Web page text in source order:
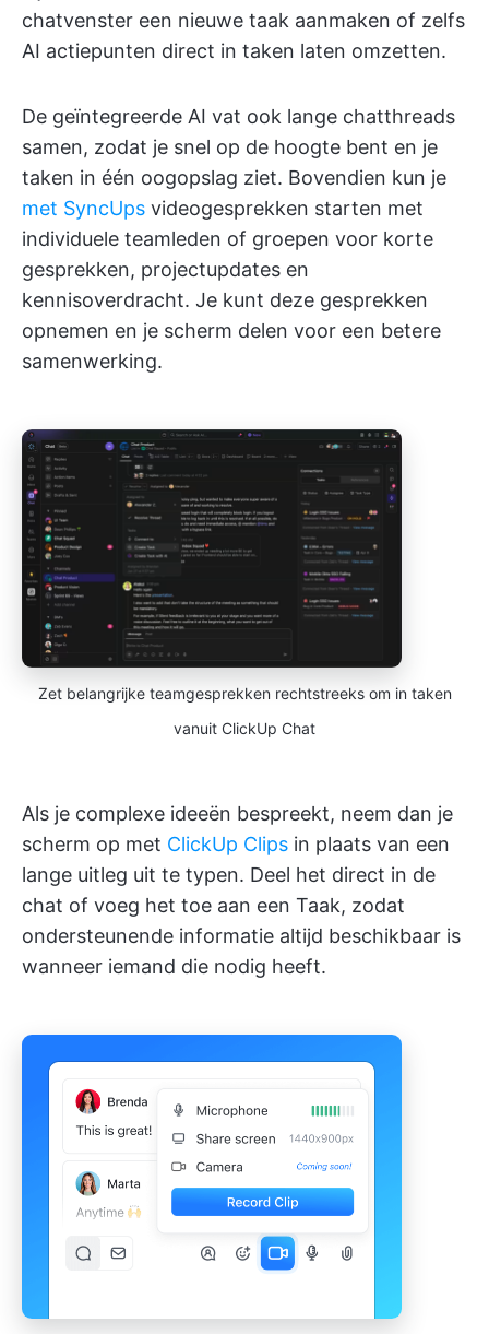
chatvenster een nieuwe taak aanmaken of zelfs
AI actiepunten direct in taken laten omzetten.
De geïntegreerde AI vat ook lange chatthreads
samen, zodat je snel op de hoogte bent en je
taken in één oogopslag ziet. Bovendien kun je
met SyncUps videogesprekken starten met
individuele teamleden of groepen voor korte
gesprekken, projectupdates en
kennisoverdracht. Je kunt deze gesprekken
opnemen en je scherm delen voor een betere
samenwerking.
Zet belangrijke teamgesprekken rechtstreeks om in taken
vanuit ClickUp Chat
Als je complexe ideeën bespreekt, neem dan je
scherm op met ClickUp Clips in plaats van een
lange uitleg uit te typen. Deel het direct in de
chat of voeg het toe aan een Taak, zodat
ondersteunende informatie altijd beschikbaar is
wanneer iemand die nodig heeft.